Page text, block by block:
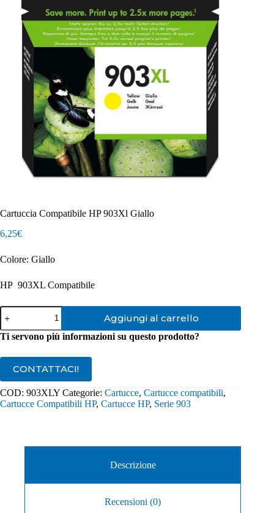
Cartuccia Compatibile HP 903Xl Giallo
6,25€
Colore: Giallo
HP 903XL Compatibile
Cartuccia
Compatibile
HP
903Xl
Aggiungi al carrello
Ti servono più informazioni su questo prodotto?
CONTATTACI!
COD: 903XLY Categorie: Cartucce, Cartucce compatibili,
Cartucce Compatibili HP, Cartucce HP, Serie 903
Descrizione
Recensioni (0)